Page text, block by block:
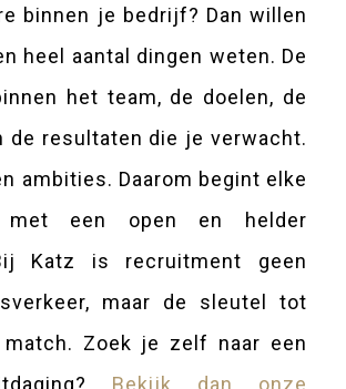
binnen je bedrijf? Dan willen
heel aantal dingen weten. De
het team, de doelen, de
de resultaten die je verwacht.
ambities. Daarom begint elke
met een open en helder
Katz is recruitment geen
maar de sleutel tot
match. Zoek je zelf naar een
Bekijk dan onze